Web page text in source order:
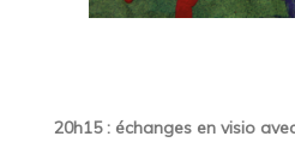
20h15 : échanges en visio